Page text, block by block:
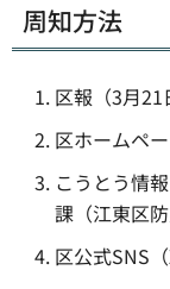
周知方法
区報（3月
区ホームペ
こうとう情
課（江東区
区公式SNS